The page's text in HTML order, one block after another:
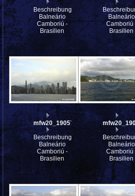
Beschreibung:
Balneário
Camboriú -
Brasilien
Balneário
Camboriú
Brasilien
mfw20_190577
Beschreibung:
Balneário
Camboriú -
Brasilien
Balneário
Camboriú
Brasilien